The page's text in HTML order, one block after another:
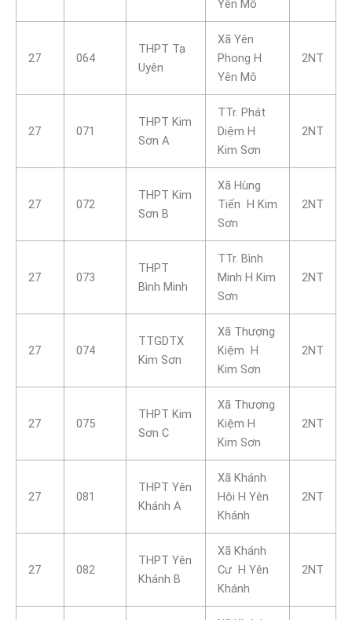
Yên Mô
27 064
THPT Tạ
Uyên
Xã Yên
Phong H
Yên Mô
2NT
27 071
THPT Kim
Sơn A
TTr. Phát
Diệm H
Kim Sơn
2NT
27 072
THPT Kim
Sơn B
Xã Hùng
Tiến H Kim
Sơn
2NT
27 073
THPT
Bình Minh
TTr. Bình
Minh H Kim
Sơn
2NT
27 074
TTGDTX
Kim Sơn
Xã Thượng
Kiệm H
Kim Sơn
2NT
27 075
THPT Kim
Sơn C
Xã Thượng
Kiệm H
Kim Sơn
2NT
27 081
THPT Yên
Khánh A
Xã Khánh
Hội H Yên
Khánh
2NT
27 082
THPT Yên
Khánh B
Xã Khánh
Cư H Yên
Khánh
2NT